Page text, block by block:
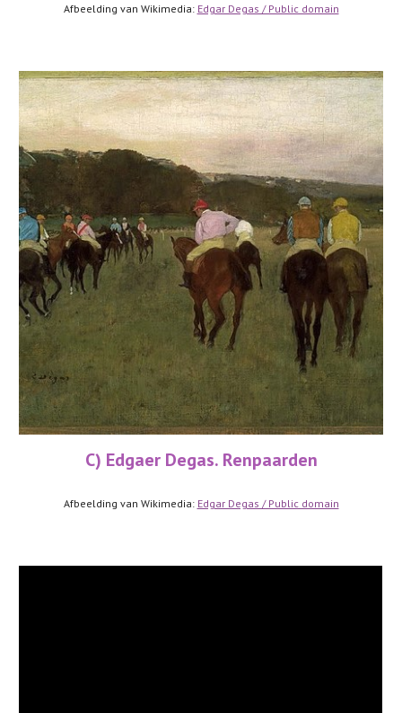
Afbeelding van Wikimedia: Edgar Degas / Public domain
C) Edgaer Degas. Renpaarden
Afbeelding van Wikimedia: Edgar Degas / Public domain